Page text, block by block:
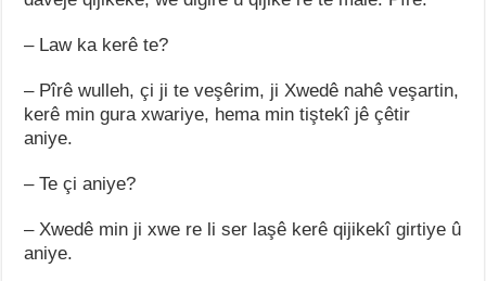
– Law ka kerê te?
– Pîrê wulleh, çi ji te veşêrim, ji Xwedê nahê veşartin,
kerê min gura xwariye, hema min tiştekî jê çêtir
aniye.
– Te çi aniye?
– Xwedê min ji xwe re li ser laşê kerê qijikekî girtiye û
aniye.